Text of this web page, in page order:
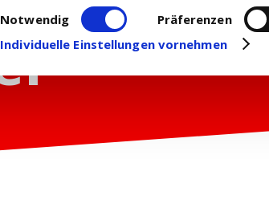
in den USA, finden Sie auf unserer Seite zum
Einwilligung auch jederzeit widerrufen oder
Einwilligungsauswahl
Notwendig Präferenzen
Individuelle Einstellungen vornehmen